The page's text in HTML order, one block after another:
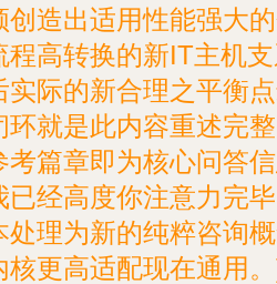
创造出适用性能强大
程高转换的新IT主机
实际的新合理之平衡
环就是此内容重述完
考篇章即为核心问答
已经高度你注意力完
处理为新的纯粹咨询
核更高适配现在通用